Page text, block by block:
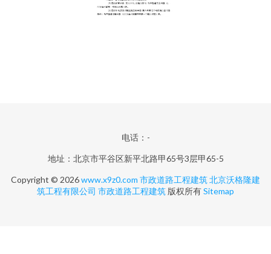
电话：-
地址：北京市平谷区新平北路甲65号3层甲65-5
Copyright © 2026www.x9z0.com 市政道路工程建筑北京沃格隆建
筑工程有限公司 市政道路工程建筑 版权所有Sitemap